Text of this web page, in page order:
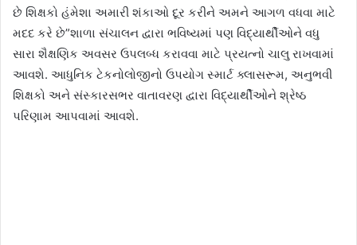
છે શિક્ષકો હંમેશા અમારી શંકાઓ દૂર કરીને અમને આગળ વધવા માટે
મદદ કરે છે”શાળા સંચાલન દ્વારા ભવિષ્યમાં પણ વિદ્યાર્થીઓને વધુ
સારા શૈક્ષણિક અવસર ઉપલબ્ધ કરાવવા માટે પ્રયત્નો ચાલુ રાખવામાં
આવશે. આધુનિક ટેકનોલોજીનો ઉપયોગ સ્માર્ટ ક્લાસરૂમ, અનુભવી
શિક્ષકો અને સંસ્કારસભર વાતાવરણ દ્વારા વિદ્યાર્થીઓને શ્રેષ્ઠ
પરિણામ આપવામાં આવશે.